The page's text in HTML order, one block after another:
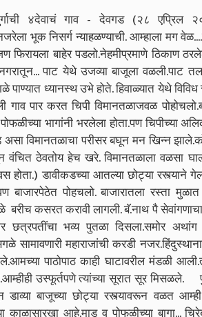
४देवाचं गाव - देवगड (२८ एप्रिल
भूक निसर्ग न्याहळण्याची. आम्हाला मग
फिरायला बाहेर पडलो.नेहमीप्रमाणे ठिकाण
पाट येथे उजव्या बाजूला वळली.पाट
पाण्यात ध्यानस्थ उभे होते. हिवाळ्यात येथे
पार करत चिपी विमानतळाजवळ
भागांनी भरलेला होता.पण
विमानतळाचा परीसर बघून मन खिन्न
वंचित ठेवतोय हेच खरे. विमानतळाला वळसा
होता.) डावीकडच्या आतल्या छोट्या
पोहचलो. बाजारातला रस्ता
बरीच कसरत करावी लागली. बॅ.नाथ पै
छत्रपतींचा भव्य पुतळा दिसला.समोर
सामावणारी महाराजांची करडी
पाठोपाठ काही घाटावरील मंडळी
उस्फूर्तपणे त्यांच्या सूरात सूर मिसळले.
डाव्या बाजूच्या छोट्या रस्त्यावरून वळत